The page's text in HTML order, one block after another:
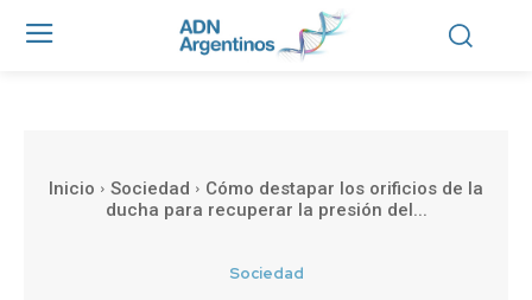
Inicio Sociedad
Cómo destapar los orificios de la
ducha para recuperar la presión del...
Sociedad